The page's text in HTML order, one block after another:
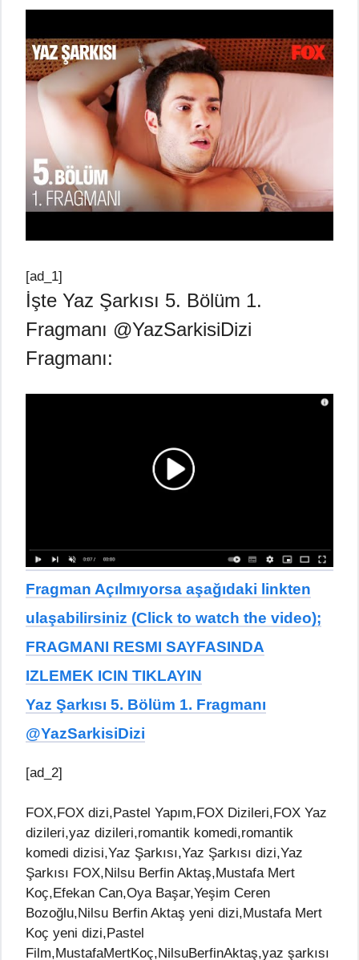
[ad_1]
İşte Yaz Şarkısı 5. Bölüm 1.
Fragmanı @YazSarkisiDizi
Fragmanı:
Fragman Açılmıyorsa aşağıdaki linkten
ulaşabilirsiniz (Click to watch the video);
FRAGMANI RESMI SAYFASINDA
IZLEMEK ICIN TIKLAYIN
Yaz Şarkısı 5. Bölüm 1. Fragmanı
@YazSarkisiDizi
[ad_2]
FOX,FOX dizi,Pastel Yapım,FOX Dizileri,FOX Yaz
dizileri,yaz dizileri,romantik komedi,romantik
komedi dizisi,Yaz Şarkısı,Yaz Şarkısı dizi,Yaz
Şarkısı FOX,Nilsu Berfin Aktaş,Mustafa Mert
Koç,Efekan Can,Oya Başar,Yeşim Ceren
Bozoğlu,Nilsu Berfin Aktaş yeni dizi,Mustafa Mert
Koç yeni dizi,Pastel
Film,MustafaMertKoç,NilsuBerfinAktaş,yaz şarkısı